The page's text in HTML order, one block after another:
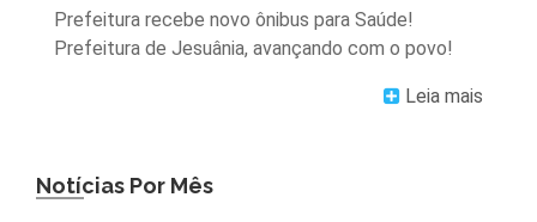
Prefeitura recebe novo ônibus para Saúde!
Prefeitura de Jesuânia, avançando com o povo!
Leia mais
Notícias Por Mês